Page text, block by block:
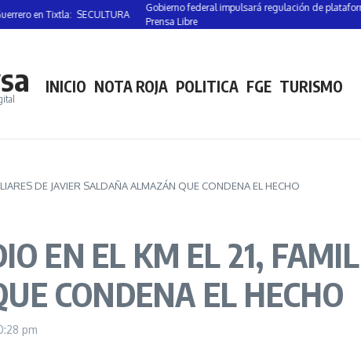
Tixtla: SECULTURA
Gobierno federal impulsará regulación de plataformas
Prensa Libre
INICIO NOTA ROJA POLITICA FGE TURISMO
DE JAVIER SALDAÑA ALMAZÁN QUE CONDENA EL HECHO
EN EL KM EL 21,
CONDENA EL HECHO
pm